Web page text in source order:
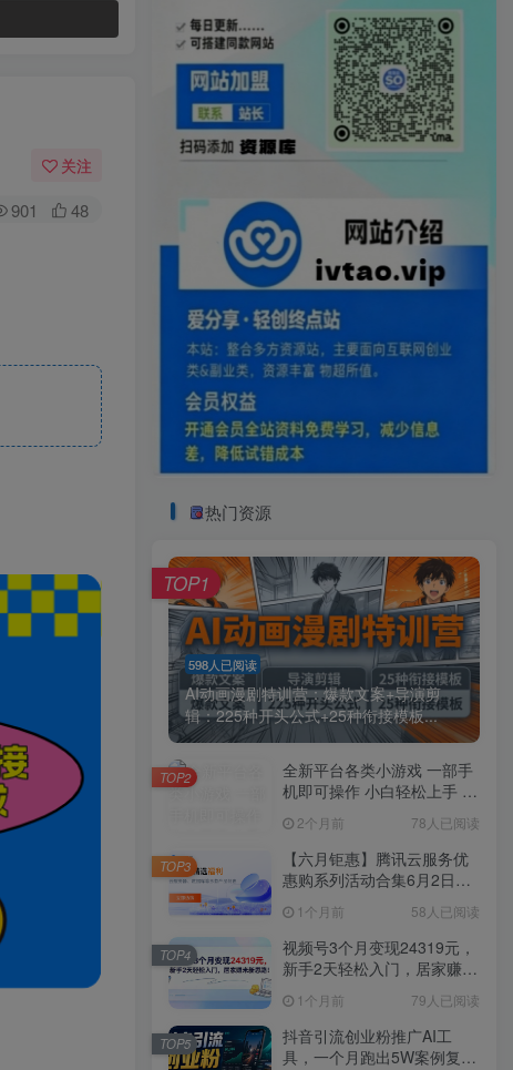
关注
901 48
热门资源
598人已阅读
AI动画漫剧特训营：爆款文案+导演剪
辑：225种开头公式+25种衔接模板...
TOP1
全新平台各类小游戏 一部手
机即可操作 小白轻松上手 长
2个月前 78人已阅读
TOP2
【六月钜惠】腾讯云服务优
惠购系列活动合集6月2日更
1个月前 58人已阅读
TOP3
视频号3个月变现24319元，
新手2天轻松入门，居家赚米
1个月前 79人已阅读
TOP4
抖音引流创业粉推广AI工
具，一个月跑出5W案例复
TOP5